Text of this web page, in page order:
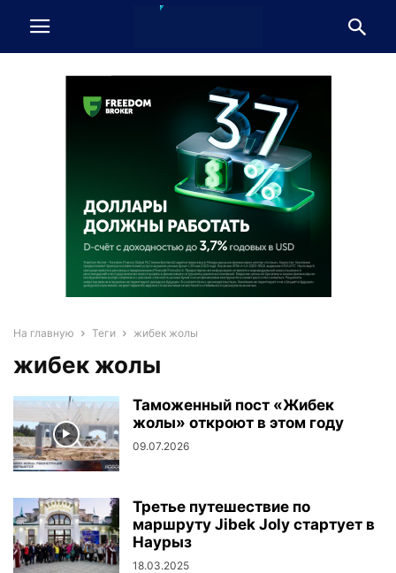
На главную Теги жибек жолы
жибек жолы
Таможенный пост «Жибек
жолы» откроют в этом году
09.07.2026
Третье путешествие по
маршруту Jibek Joly стартует в
Наурыз
18.03.2025